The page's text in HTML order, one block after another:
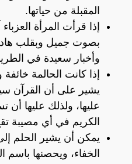
المقبلة من حياتها.
إذا قرأت المرأة
بصوت جميل وبقلب
وأخبار سعيدة في
إذا كانت الحالمة
يشير على أن القرآن
عليها، ولذلك عليها أن
الكريم في أي مصيبة
يمكن أن يشير الحلم
الخفاء، ويحصنها باسم